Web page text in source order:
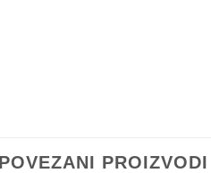
POVEZANI PROIZVODI